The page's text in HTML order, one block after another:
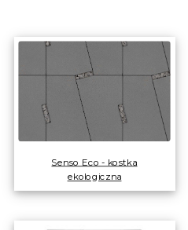
Senso Eco - kostka
ekologiczna